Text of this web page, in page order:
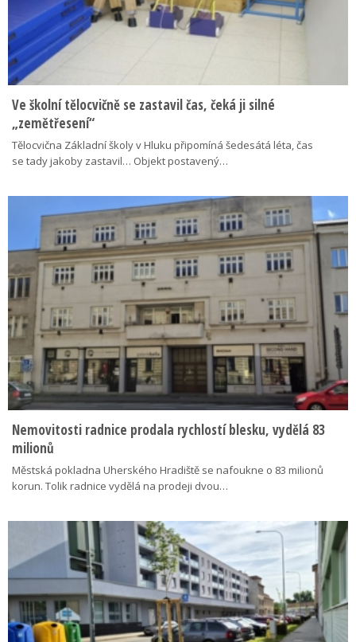
Ve školní tělocvičně se zastavil čas, čeká ji silné
„zemětřesení“
Tělocvična Základní školy v Hluku připomíná šedesátá léta, čas
se tady jakoby zastavil… Objekt postavený…
Nemovitosti radnice prodala rychlostí blesku, vydělá 83
milionů
Městská pokladna Uherského Hradiště se nafoukne o 83 milionů
korun. Tolik radnice vydělá na prodeji dvou…